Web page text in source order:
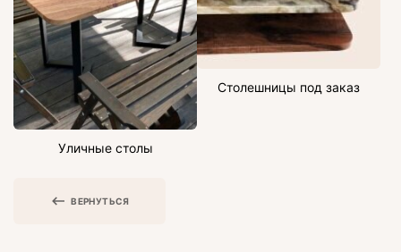
Уличные столы
Столешницы под заказ
ВЕРНУТЬСЯ